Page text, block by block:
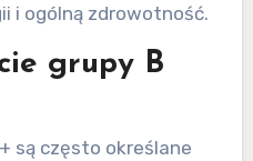
i ogólną zdrowotność.
grupy B
są często określane